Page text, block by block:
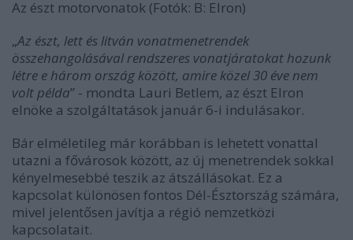
Az észt motorvonatok (Fotók: B: Elron)
„Az észt, lett és litván vonatmenetrendek
összehangolásával rendszeres vonatjáratokat hozunk
létre e három ország között, amire közel 30 éve nem
volt példa” - mondta Lauri Betlem, az észt Elron
elnöke a szolgáltatások január 6-i indulásakor.
Bár elméletileg már korábban is lehetett vonattal
utazni a fővárosok között, az új menetrendek sokkal
kényelmesebbé teszik az átszállásokat. Ez a
kapcsolat különösen fontos Dél-Észtország számára,
mivel jelentősen javítja a régió nemzetközi
kapcsolatait.